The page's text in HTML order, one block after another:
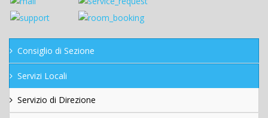
Consiglio di Sezione
Servizi Locali
Servizio di Direzione